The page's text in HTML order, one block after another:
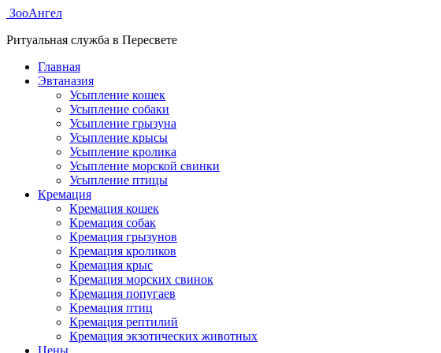
ЗооАнгел
Ритуальная служба в Пересвете
Главная
Эвтаназия
Усыпление кошек
Усыпление собаки
Усыпление грызуна
Усыпление крысы
Усыпление кролика
Усыпление морской свинки
Усыпление птицы
Кремация
Кремация кошек
Кремация собак
Кремация грызунов
Кремация кроликов
Кремация крыс
Кремация морских свинок
Кремация попугаев
Кремация птиц
Кремация рептилий
Кремация экзотических животных
Цены